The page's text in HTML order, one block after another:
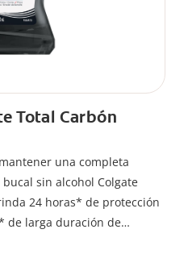
Total Carbón
una completa
sin alcohol Colgate
24 horas* de protección
de larga duración de